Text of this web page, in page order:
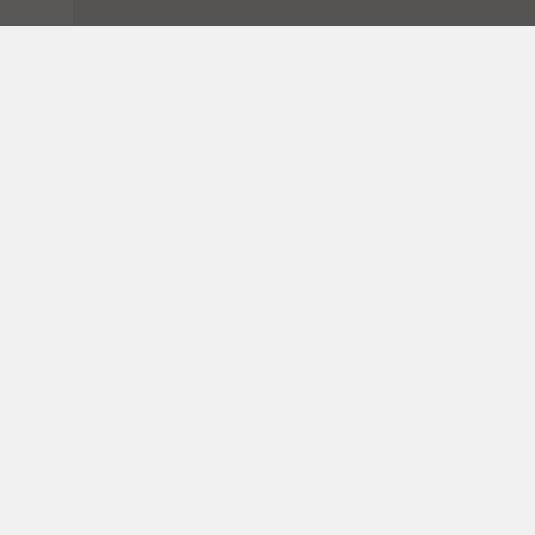
...